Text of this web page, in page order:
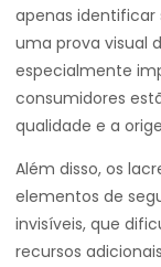
apenas
uma prova visual
especialmente
consumidores
qualidade e a
Além disso, os
elementos de
invisíveis, que
recursos